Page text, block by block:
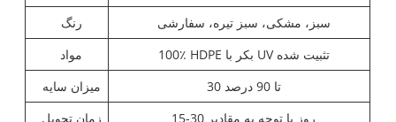
رنگ
سبز، مشکی، سبز تیره، سفارشی
مواد
100٪ HDPE بکر با UV تثبیت شده
میزان سایه
30 تا 90 درصد
زمان تحویل
15-30 روز با توجه به مقادیر